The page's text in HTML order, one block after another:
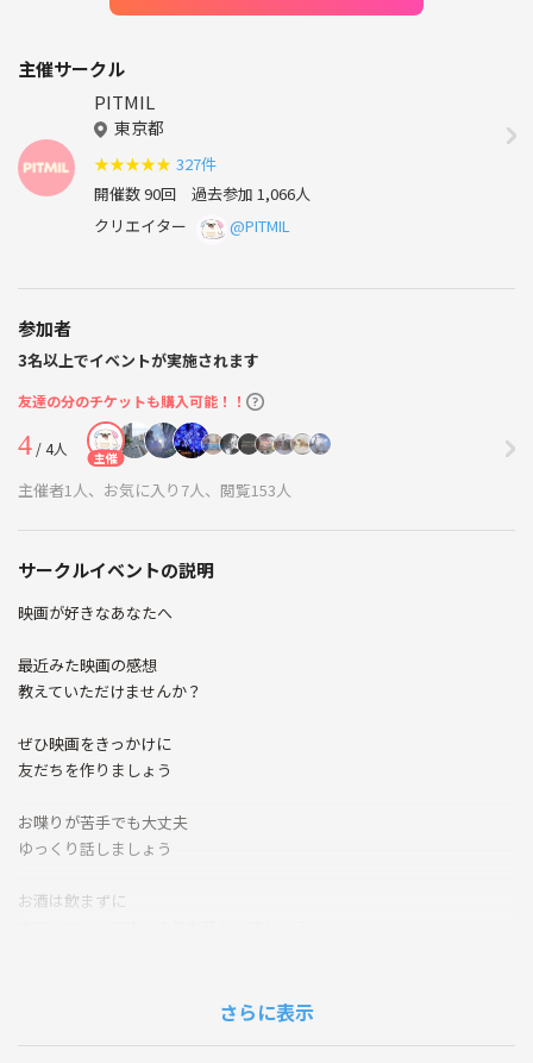
主催サークル
PITMIL
東京都
★★★★★ 327件
開催数 90回 過去参加 1,066人
クリエイター
@PITMIL
参加者
3名以上でイベントが実施されます
友達の分のチケットも購入可能！！
4/ 4人 主催
主催者1人、お気に入り7人、閲覧153人
サークルイベントの説明
映画が好きなあなたへ
最近みた映画の感想
教えていただけませんか？
ぜひ映画をきっかけに
友だちを作りましょう
お喋りが苦手でも大丈夫
ゆっくり話しましょう
お酒は飲まずに
ゆるっとした交流イベントです😊さらに表示